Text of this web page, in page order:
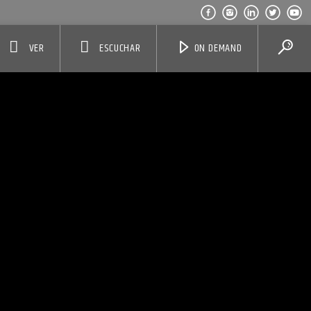
ON DEMAND
ESCUCHAR
VER